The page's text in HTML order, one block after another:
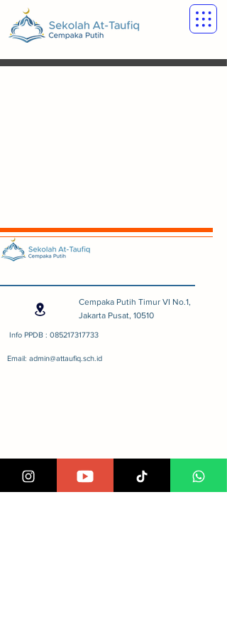
Cempaka Putih Timur VI No.1,
Jakarta Pusat, 10510
Info PPDB : 085217317733
Email: admin@attaufiq.sch.id